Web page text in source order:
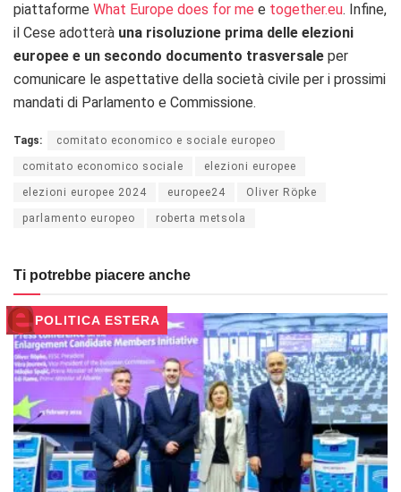
piattaforme What Europe does for me e together.eu. Infine,
il Cese adotterà una risoluzione prima delle elezioni
europee e un secondo documento trasversale per
comunicare le aspettative della società civile per i prossimi
mandati di Parlamento e Commissione.
Tags: comitato economico e sociale europeo
comitato economico sociale elezioni europee
elezioni europee 2024 europee24 Oliver Röpke
parlamento europeo roberta metsola
Ti potrebbe piacere anche
POLITICA ESTERA